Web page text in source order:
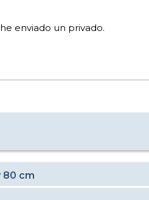
enviado un privado.
80 cm